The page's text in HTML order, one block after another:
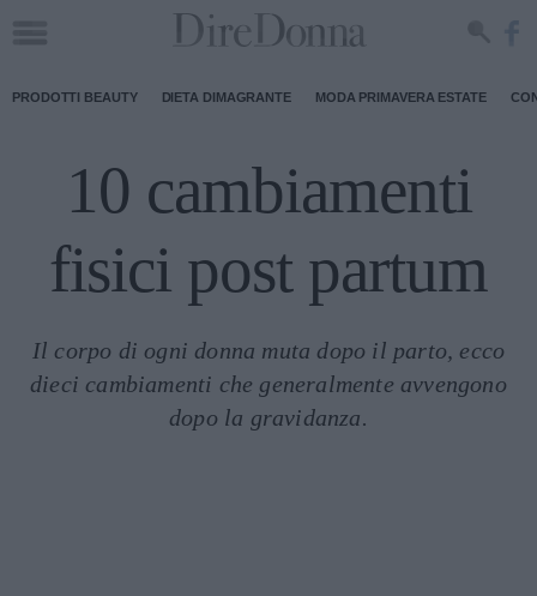
PRODOTTI BEAUTY DIETA DIMAGRANTE MODA PRIMAVERA ESTATE
10 cambiamenti
fisici post partum
Il corpo di ogni donna muta dopo il parto, ecco
dieci cambiamenti che generalmente avvengono
dopo la gravidanza.